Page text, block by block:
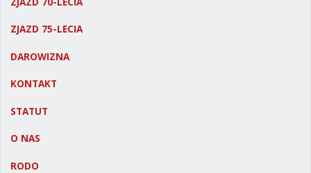
ZJAZD 75-LECIA
DAROWIZNA
KONTAKT
STATUT
O NAS
RODO